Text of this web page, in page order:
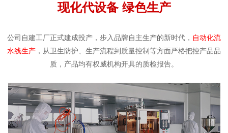
现化代设备 绿色生产
公司自建工厂正式建成投产，步入品牌自主生产的新时代， 自动化流
水线生产 ，从卫生防护、生产流程到质量控制等方面严格把控产品品
质，产品均有权威机构开具的质检报告。